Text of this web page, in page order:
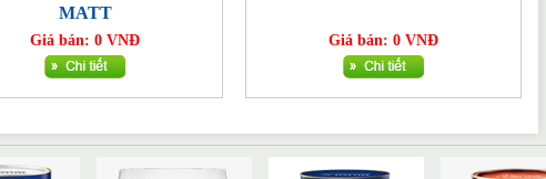
MATT
Giá bán: 0 VNĐ Giá bán: 0 VNĐ